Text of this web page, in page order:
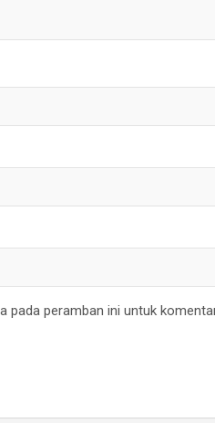
pada peramban ini untuk